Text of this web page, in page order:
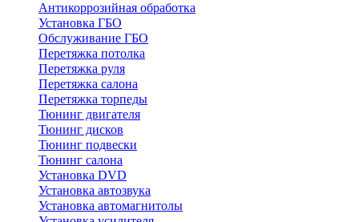
Антикоррозийная обработка
Установка ГБО
Обслуживание ГБО
Перетяжка потолка
Перетяжка руля
Перетяжка салона
Перетяжка торпеды
Тюнинг двигателя
Тюнинг дисков
Тюнинг подвески
Тюнинг салона
Установка DVD
Установка автозвука
Установка автомагнитолы